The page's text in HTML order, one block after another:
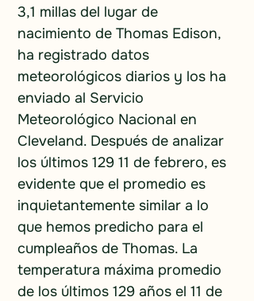
3,1 millas del lugar de
nacimiento de Thomas Edison,
ha registrado datos
meteorológicos diarios y los ha
enviado al Servicio
Meteorológico Nacional en
Cleveland. Después de analizar
los últimos 129 11 de febrero, es
evidente que el promedio es
inquietantemente similar a lo
que hemos predicho para el
cumpleaños de Thomas. La
temperatura máxima promedio
de los últimos 129 años el 11 de